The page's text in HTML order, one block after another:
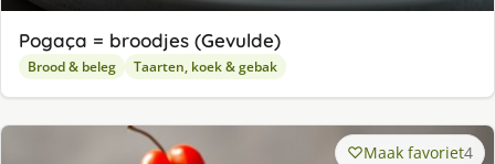
Pogaça = broodjes (Gevulde)
Brood & beleg Taarten, koek & gebak
Maak favoriet4